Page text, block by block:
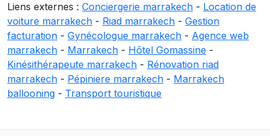
Liens externes : Conciergerie marrakech - Location de
voiture marrakech - Riad marrakech - Gestion
facturation - Gynécologue marrakech - Agence web
marrakech - Marrakech - Hôtel Gomassine -
Kinésithérapeute marrakech - Rénovation riad
marrakech - Pépiniere marrakech - Marrakech
ballooning - Transport touristique